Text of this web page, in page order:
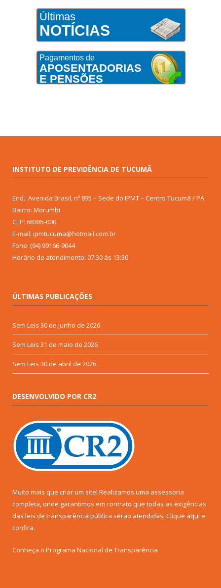
Últimas
NOTÍCIAS
Pagamentos de
APOSENTADORIAS
E PENSÕES
INSTITUTO DE PREVIDÊNCIA DE TUCUMÃ
End.: Avenida Brasil, nº 895 – Sede do IPMT – Centro Tucumã / PA
Bairro: Morumbi
CEP: 68385-000
E-mail: ipmtucuma@hotmail.com.br
Fone: (94) 99166-9044
Horário de atendimento: 07:30 às 13:30
ÚLTIMAS PUBLICAÇÕES
Sem Leis 30 de junho de 2026
Sem Leis 31 de maio de 2026
Sem Leis 30 de abril de 2026
DESENVOLVIDO POR CR2
Muito mais que criar um site! Realizamos uma assessoria
completa, onde garantimos em contrato que todas as exigências
das leis de transparência pública serão atendidas. Clique aqui e
confira.
Conheça o Programa Nacional de Transparência